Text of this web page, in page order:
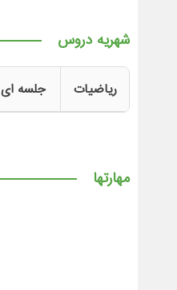
شهریه دروس
ریاضیات جلسه ای 70 تا 100 هزار تومان
مهارتها